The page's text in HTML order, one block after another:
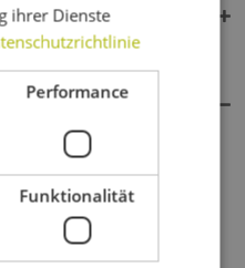
ihrer Dienste
Performance
Funktionalität